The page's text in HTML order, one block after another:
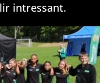
intressant.